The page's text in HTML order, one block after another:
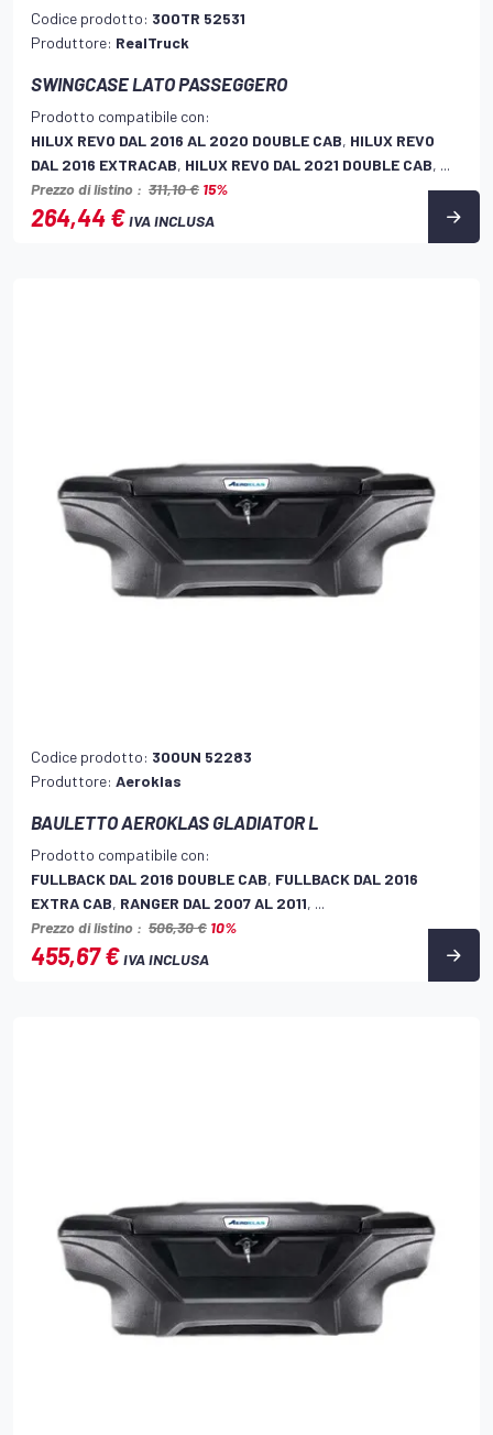
Codice prodotto: 300TR 52531
Produttore: RealTruck
SWINGCASE LATO PASSEGGERO
Prodotto compatibile con:
HILUX REVO DAL 2016 AL 2020 DOUBLE CAB, HILUX REVO
DAL 2016 EXTRACAB, HILUX REVO DAL 2021 DOUBLE CAB, ...
Prezzo di listino : 311,10 € 15%
264,44 €IVA INCLUSA
Codice prodotto: 300UN 52283
Produttore: Aeroklas
BAULETTO AEROKLAS GLADIATOR L
Prodotto compatibile con:
FULLBACK DAL 2016 DOUBLE CAB, FULLBACK DAL 2016
EXTRA CAB, RANGER DAL 2007 AL 2011, ...
Prezzo di listino : 506,30 € 10%
455,67 €IVA INCLUSA